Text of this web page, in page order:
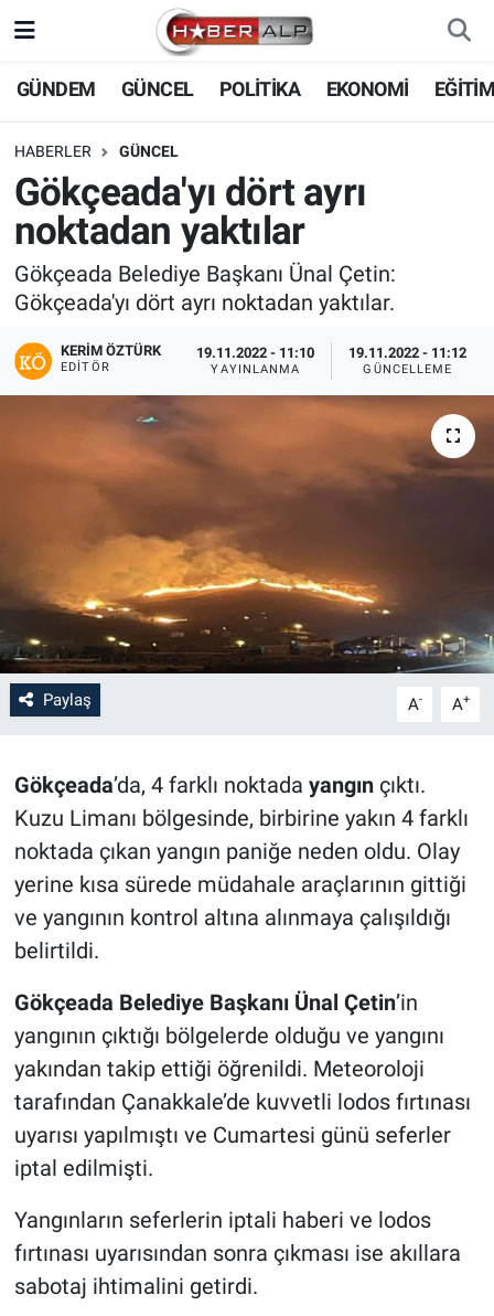
GÜNDEM GÜNCEL POLİTİKA EKONOMİ
HABERLER GÜNCEL
Gökçeada'yı dört ayrı
noktadan yaktılar
Gökçeada Belediye Başkanı Ünal Çetin:
Gökçeada'yı dört ayrı noktadan yaktılar.
KERIM ÖZTÜRK
EDITÖR
19.11.2022 - 11:10
YAYINLANMA
19.11.2022 - 11:12
GÜNCELLEME
Paylaş A- A+
Gökçeada’da, 4 farklı noktada yangınçıktı.
Kuzu Limanı bölgesinde, birbirine yakın 4 farklı
noktada çıkan yangın paniğe neden oldu. Olay
yerine kısa sürede müdahale araçlarının gittiği
ve yangının kontrol altına alınmaya çalışıldığı
belirtildi.
Gökçeada Belediye Başkanı Ünal Çetin’in
yangının çıktığı bölgelerde olduğu ve yangını
yakından takip ettiği öğrenildi. Meteoroloji
tarafından Çanakkale’de kuvvetli lodos fırtınası
uyarısı yapılmıştı ve Cumartesi günü seferler
iptal edilmişti.
Yangınların seferlerin iptali haberi ve lodos
fırtınası uyarısından sonra çıkması ise akıllara
sabotaj ihtimalini getirdi.
Nöbetçi Eczaneler
Hava Durumu
Trafik Durumu
Süper Lig Puan Durumu ve Fikstür
Tüm Manşetler
Son Dakika Haberleri
Haber Arşivi